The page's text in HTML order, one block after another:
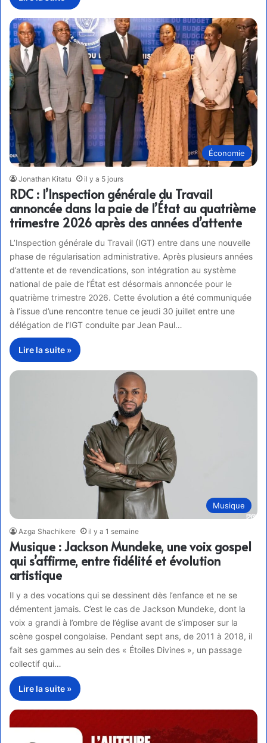
Économie
Jonathan Kitatu il y a 5 jours
RDC : l’Inspection générale du Travail
annoncée dans la paie de l’État au quatrième
trimestre 2026 après des années d’attente
L’Inspection générale du Travail (IGT) entre dans une nouvelle
phase de régularisation administrative. Après plusieurs années
d’attente et de revendications, son intégration au système
national de paie de l’État est désormais annoncée pour le
quatrième trimestre 2026. Cette évolution a été communiquée
à l’issue d’une rencontre tenue ce jeudi 30 juillet entre une
délégation de l’IGT conduite par Jean Paul…
Lire la suite »
Musique
Azga Shachikere il y a 1 semaine
Musique : Jackson Mundeke, une voix gospel
qui s’affirme, entre fidélité et évolution
artistique
Il y a des vocations qui se dessinent dès l’enfance et ne se
démentent jamais. C’est le cas de Jackson Mundeke, dont la
voix a grandi à l’ombre de l’église avant de s’imposer sur la
scène gospel congolaise. Pendant sept ans, de 2011 à 2018, il
fait ses gammes au sein des « Étoiles Divines », un passage
collectif qui…
Lire la suite »